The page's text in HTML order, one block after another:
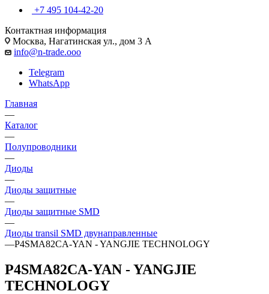
+7 495 104-42-20
Контактная информация
Москва, Нагатинская ул., дом 3 А
info@n-trade.ooo
Telegram
WhatsApp
Главная
—
Каталог
—
Полупроводники
—
Диоды
—
Диоды защитные
—
Диоды защитные SMD
—
Диоды transil SMD двунаправленные
—P4SMA82CA-YAN - YANGJIE TECHNOLOGY
P4SMA82CA-YAN - YANGJIE
TECHNOLOGY